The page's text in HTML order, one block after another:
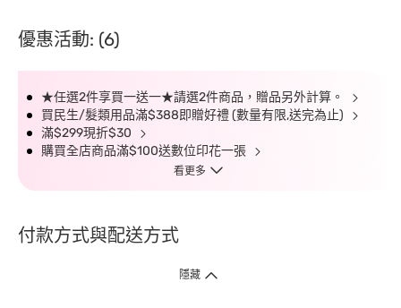
優惠活動: (6)
★任選2件享買一送一★請選2件商品，贈品另外計算。
買民生/髮類用品滿$388即贈好禮 (數量有限,送完為止)
滿$299現折$30
購買全店商品滿$100送數位印花一張
看更多
付款方式與配送方式
隱藏